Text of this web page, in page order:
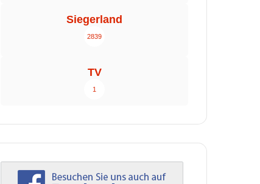
Siegerland
2839
TV
1